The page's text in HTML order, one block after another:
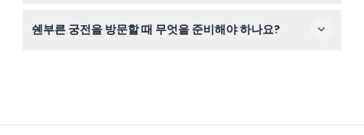
택, 영어 가이드 투어, 점심 식사 또는 와인 시음 옵션이 포
쉔부른 궁전을 방문할 때 무엇을 준비해야 하나요?